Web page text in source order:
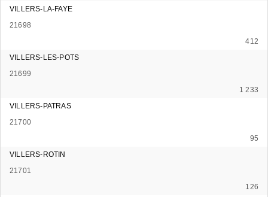
VILLERS-LA-FAYE
21698
412
VILLERS-LES-POTS
21699
1 233
VILLERS-PATRAS
21700
95
VILLERS-ROTIN
21701
126